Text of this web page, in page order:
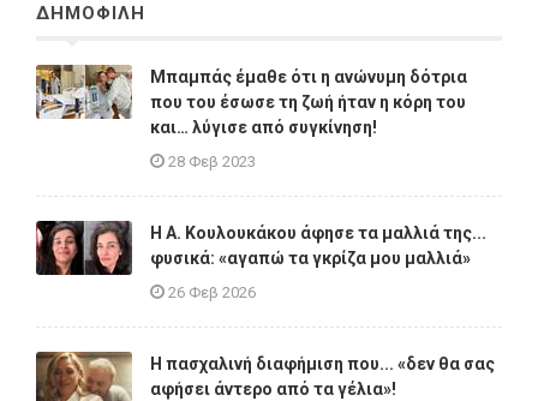
ΔΗΜΟΦΙΛΗ
Μπαμπάς έμαθε ότι η ανώνυμη δότρια
που του έσωσε τη ζωή ήταν η κόρη του
και… λύγισε από συγκίνηση!
28 Φεβ 2023
Η A. Κουλουκάκου άφησε τα μαλλιά της...
φυσικά: «αγαπώ τα γκρίζα μου μαλλιά»
26 Φεβ 2026
Η πασχαλινή διαφήμιση που... «δεν θα σας
αφήσει άντερο από τα γέλια»!